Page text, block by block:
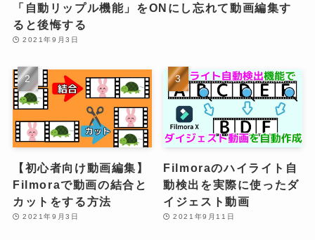
「自動リップル機能」をONにし忘れて動画編集す
ると後悔する
2021年9月3日
【初心者向け動画編集】
Filmoraで動画の結合と
カットをする方法
2021年9月3日
Filmoraのハイライト自
動検出を実際に使ったダ
イジェスト動画
2021年9月11日